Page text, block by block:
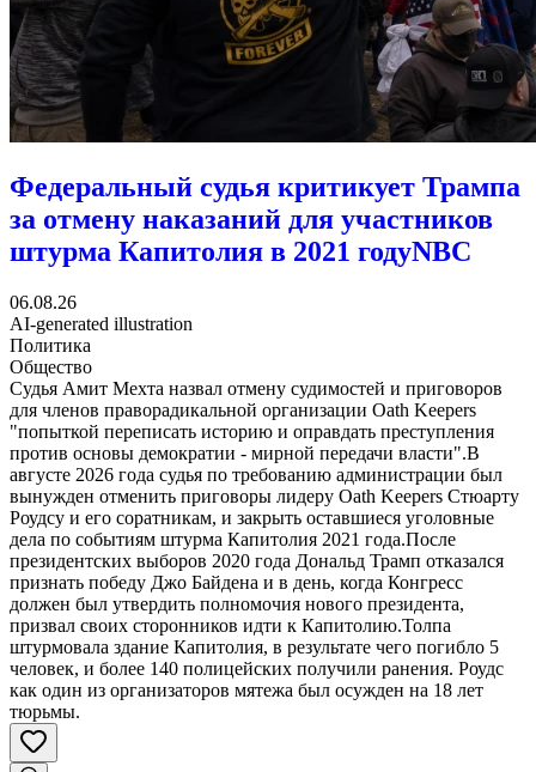
Федеральный судья критикует Трампа
за отмену наказаний для участников
штурма Капитолия в 2021 годуNBC
06.08.26
AI-generated illustration
Политика
Общество
Судья Амит Мехта назвал отмену судимостей и приговоров
для членов праворадикальной организации Oath Keepers
"попыткой переписать историю и оправдать преступления
против основы демократии - мирной передачи власти".В
августе 2026 года судья по требованию администрации был
вынужден отменить приговоры лидеру Oath Keepers Стюарту
Роудсу и его соратникам, и закрыть оставшиеся уголовные
дела по событиям штурма Капитолия 2021 года.После
президентских выборов 2020 года Дональд Трамп отказался
признать победу Джо Байдена и в день, когда Конгресс
должен был утвердить полномочия нового президента,
призвал своих сторонников идти к Капитолию.Толпа
штурмовала здание Капитолия, в результате чего погибло 5
человек, и более 140 полицейских получили ранения. Роудс
как один из организаторов мятежа был осужден на 18 лет
тюрьмы.